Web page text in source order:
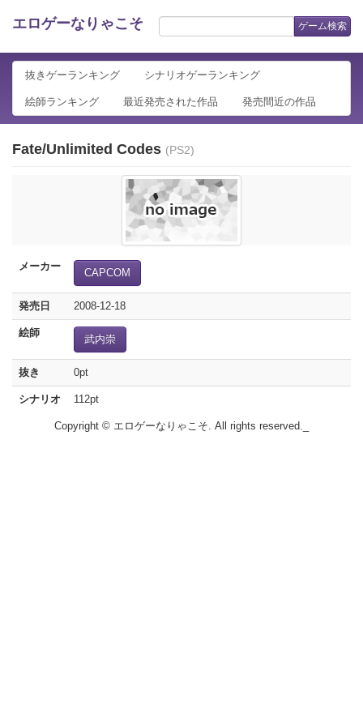
エロゲーなりゃこそ ゲーム検索
抜きゲーランキング シナリオゲーランキング
絵師ランキング 最近発売された作品 発売間近の作品
Fate/Unlimited Codes (PS2)
メーカー
CAPCOM
発売日 2008-12-18
絵師
武内崇
抜き 0pt
シナリオ 112pt
Copyright © エロゲーなりゃこそ. All rights reserved._